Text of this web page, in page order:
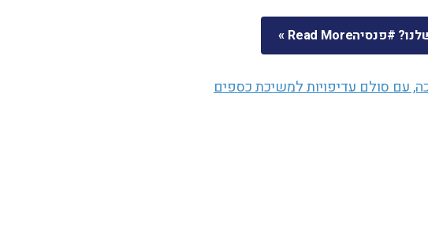
#פנסיהRead More »